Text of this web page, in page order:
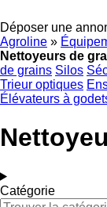
Déposer une
Agroline »
Nettoyeurs de
de grains Silos
Trieur optiques
Élévateurs à
Catégorie